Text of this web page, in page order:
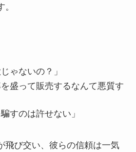
ゃないの？」
を盛って販売するなんて悪質す
すのは許せない」
飛び交い、彼らの信頼は一気